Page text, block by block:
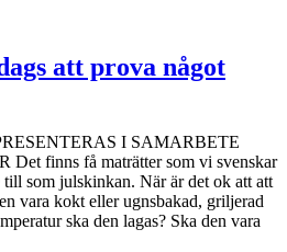
att prova något
I SAMARBETE
finns få maträtter som vi svenskar
till som julskinkan. När är det ok att att
vara kokt eller ugnsbakad, griljerad
ska den lagas? Ska den vara